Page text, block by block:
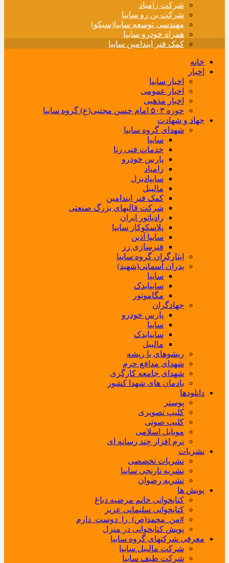
شرکت زامیاد
شرکت بن رو سایپا
مهندسی توسعه سایپا(سیکو)
همراه خودرو سایپا
کمک فنر ایندامین سایپا
خانه
اخبار
اخبار سایپا
اخبار عمومی
اخبار مذهبی
حوزه ۵۰۳ امام حسن مجتبی(ع) گروه سایپا
جهاد و شهادت
شهدای گروه سایپا
سایپا
خدمات فنی رنا
پارس خودرو
زامیاد
سایپادیزل
مالیبل
کمک فنر ایندامین
شرکت قالبهای بزرگ صنعتی
رادیاتور ایران
پلاسکوکار سایپا
سایپا آذین
فنرسازی زر
ایثارگران گروه سایپا
پدران آسمانی(شهید)
سایپا
سایپایدک
مگاموتور
جهادگران
پارس خودرو
سایپا
سایپایدک
مالیبل
ریشوهای با ریشه
شهدای مدافع حرم
شهدای جامعه کارگری
یادمان های شهدا کشور
دانلودها
پوستر
کلیپ تصویری
کلیپ صوتی
موبایل اسلامی
نرم افزار چند رسانه ای
نشریات
نشریات تخصصی
نشریه نارنجی سایپا
نشریه رضوان
پویش ها
کتابخوانی خانم مرضیه دباغ
کتابخوانی سلیمانی عزیز
#من_محمد(ص)_را_دوست_دارم
پویش کتابخوانی در منزل
معرفی شرکتهای گروه سایپا
شرکت مالیبل سایپا
شرکت طیف سایپا